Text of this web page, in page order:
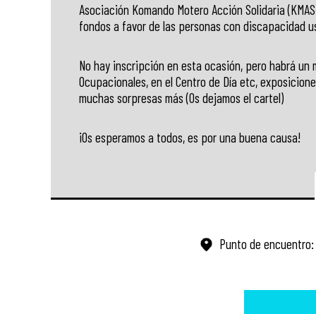
Asociación Komando Motero Acción Solidaria
fondos a favor de las personas con discapacidad
No hay inscripción en esta ocasión, pero habrá
Ocupacionales, en el Centro de Día etc,
muchas sorpresas más (Os dejamos el cartel)
¡Os esperamos a todos, es por una buena causa!
Punto de